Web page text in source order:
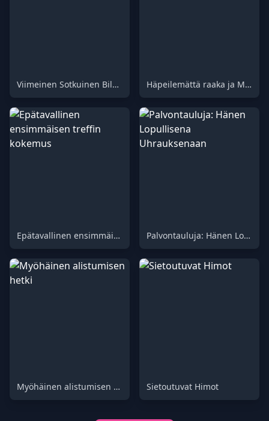
Viimeinen Sotkuinen Bilekekkaus Häpeilemättä raaka ja MILFy
Epätavallinen ensimmäisen treffin kokemus Palvontauluja: Hänen Lopullisena Uhrauksenaan
Myöhäinen alistumisen hetki Sietoutuvat Himot